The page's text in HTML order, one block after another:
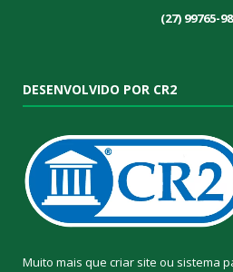
(27) 99765-
DESENVOLVIDO POR CR2
Muito mais que criar site ou sistema